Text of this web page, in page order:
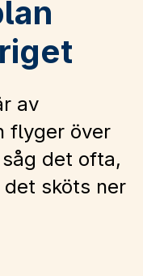
av
flyger över
det ofta,
sköts ner